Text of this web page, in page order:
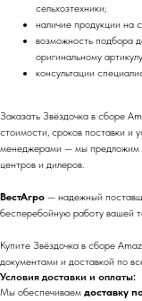
сельхозтехники;
наличие продукции на
возможность подбора
оригинальному
консультации
Заказать Звёздочка в сборе
стоимости, сроков поставки и
менеджерами — мы предложим
центров и дилеров.
ВестАгро — надежный
бесперебойную работу вашей
Купите Звёздочка в сборе
документами и доставкой по
Условия доставки и оплаты:
Мы обеспечиваем доставку